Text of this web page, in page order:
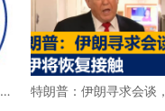
特朗普：伊朗寻求会谈，